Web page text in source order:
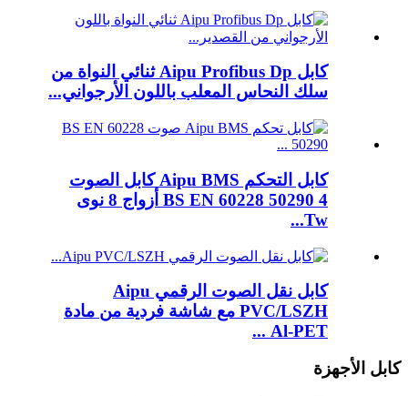
كابل Aipu Profibus Dp ثنائي النواة من
سلك النحاس المعلب باللون الأرجواني...
كابل التحكم Aipu BMS كابل الصوت
BS EN 60228 50290 4 أزواج 8 نوى
Tw...
كابل نقل الصوت الرقمي Aipu
PVC/LSZH مع شاشة فردية من مادة
Al-PET ...
كابل الأجهزة